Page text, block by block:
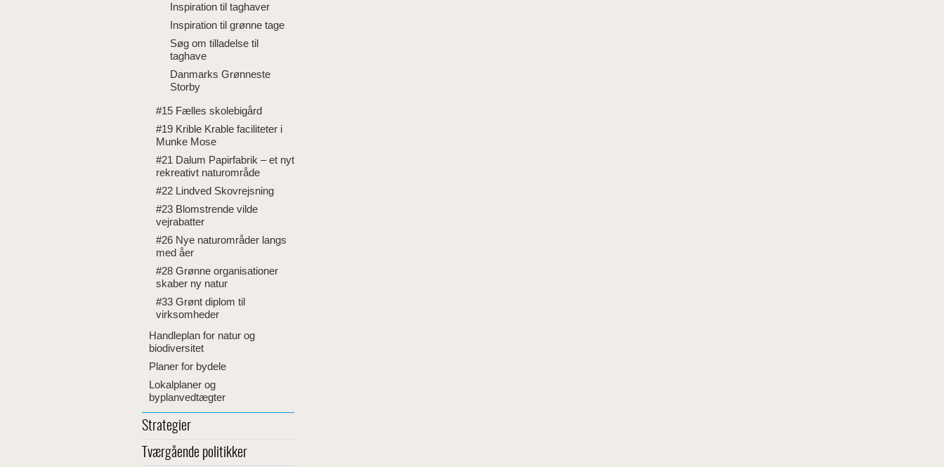
Inspiration til taghaver
Inspiration til grønne tage
Søg om tilladelse til
taghave
Danmarks Grønneste
Storby
#15 Fælles skolebigård
#19 Krible Krable faciliteter i
Munke Mose
#21 Dalum Papirfabrik – et nyt
rekreativt naturområde
#22 Lindved Skovrejsning
#23 Blomstrende vilde
vejrabatter
#26 Nye naturområder langs
med åer
#28 Grønne organisationer
skaber ny natur
#33 Grønt diplom til
virksomheder
Handleplan for natur og
biodiversitet
Planer for bydele
Lokalplaner og
byplanvedtægter
Strategier
Tværgående politikker